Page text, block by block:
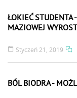
ŁOKIEĆ STUDENTA
MAZIOWEJ
Styczeń 21, 2019
BÓL BIODRA -